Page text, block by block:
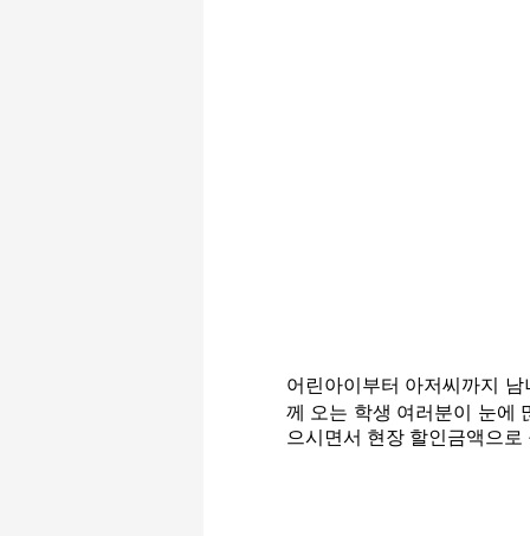
어린아이부터 아저씨까지
께 오는 학생 여러분이 눈에
으시면서 현장 할인금액으